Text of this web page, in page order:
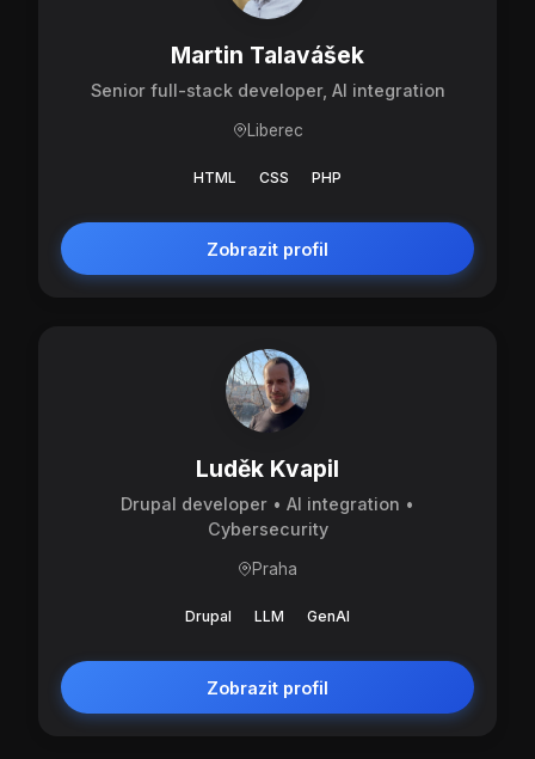
Martin Talavášek
Senior full-stack developer, AI integration
Liberec
HTML CSS PHP
Zobrazit profil
Luděk Kvapil
Drupal developer • AI integration •
Cybersecurity
Praha
Drupal LLM GenAI
Zobrazit profil